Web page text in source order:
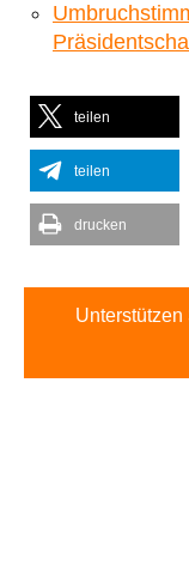
teilen
teilen
drucken